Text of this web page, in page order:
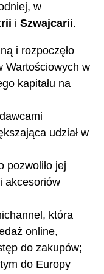
w
i Szwajcarii.
i rozpoczęło
Wartościowych w
kapitału na
udział w
pozwoliło jej
akcesoriów
która
online,
do zakupów;
do Europy